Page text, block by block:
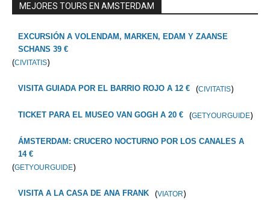
MEJORES TOURS EN AMSTERDAM
EXCURSIÓN A VOLENDAM, MARKEN, EDAM Y ZAANSE
SCHANS 39 €
(CIVITATIS)
VISITA GUIADA POR EL BARRIO ROJO A 12 € (CIVITATIS)
TICKET PARA EL MUSEO VAN GOGH A 20 € (GETYOURGUIDE)
ÁMSTERDAM: CRUCERO NOCTURNO POR LOS CANALES A
14 €
(GETYOURGUIDE)
VISITA A LA CASA DE ANA FRANK (VIATOR)